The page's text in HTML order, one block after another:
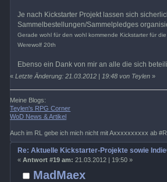
Je nach Kickstarter Projekt lassen sich
Sammelbestellungen/Sammelpledges
Gerade wohl für den wohl kommende Kickstarter für
Werewolf 20th
Ebenso ein Dank von mir an alle die sich
«Letzte Änderung: 21.03.2012 | 19:48 von Teylen »
Meine Blogs:
Teylen's RPG Corner
WoD News & Artikel
Auch im RL gebe ich mich nicht mit Axxxxxxxxxx ab
MadMaex
Re: Aktuelle Kickstarter-Projekte sowie
« Antwort #19 am: 21.03.2012 | 19:50 »